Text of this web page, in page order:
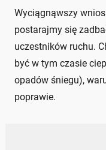
Wyciągnąwszy
postarajmy się
uczestników ruchu.
być w tym czasie
opadów śniegu),
poprawie.